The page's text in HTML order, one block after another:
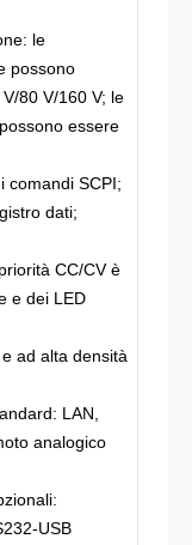
le
possono
80 V/160 V; le
essere
comandi SCPI;
dati;
CC/CV è
e dei LED
ad alta densità
LAN,
analogico
USB